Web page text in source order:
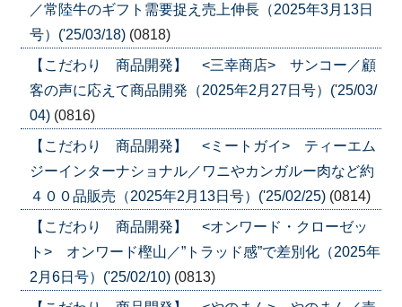
／常陸牛のギフト需要捉え売上伸長（2025年3月13日
号）('25/03/18) (0818)
【こだわり 商品開発】 <三幸商店> サンコー／顧
客の声に応えて商品開発（2025年2月27日号）('25/03/
04) (0816)
【こだわり 商品開発】 <ミートガイ> ティーエム
ジーインターナショナル／ワニやカンガルー肉など約
４００品販売（2025年2月13日号）('25/02/25) (0814)
【こだわり 商品開発】 <オンワード・クローゼッ
ト> オンワード樫山／”トラッド感”で差別化（2025年
2月6日号）('25/02/10) (0813)